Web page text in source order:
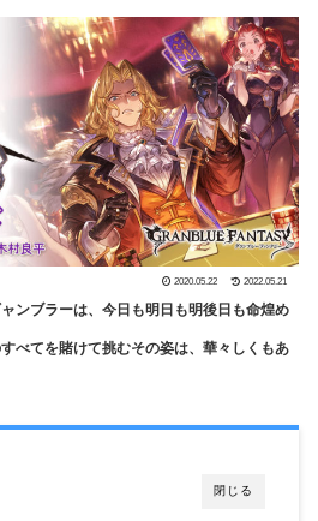
2020.05.22 2022.05.21
ンブラーは、今日も明日も明後日も命煌め
べてを賭けて挑むその姿は、華々しくもあ
閉じる